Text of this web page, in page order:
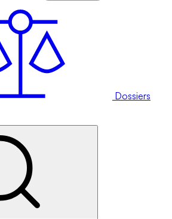
Dossiers